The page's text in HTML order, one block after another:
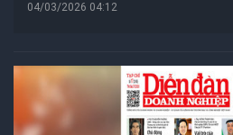
04/03/2026 04:12